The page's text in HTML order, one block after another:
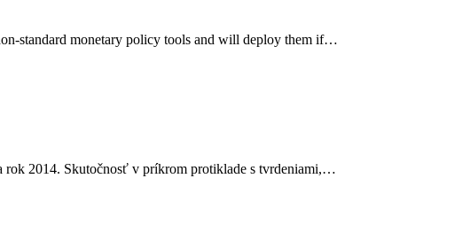
standard monetary policy tools and will deploy them if…
rok 2014. Skutočnosť v príkrom protiklade s tvrdeniami,…